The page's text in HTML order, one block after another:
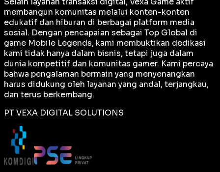
membangun komunitas melalui konten-konten
edukatif dan hiburan di berbagai platform media
sosial. Dengan pencapaian sebagai Top Global di
game Mobile Legends, kami membuktikan dedikasi
kami tidak hanya dalam bisnis, tetapi juga dalam
dunia kompetitif dan komunitas gamer. Kami percaya
bahwa pengalaman bermain yang menyenangkan
harus didukung oleh layanan yang andal, terjangkau,
dan terus berkembang.
PT VEXA DIGITAL SOLUTIONS